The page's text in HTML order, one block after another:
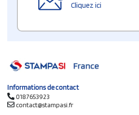
Cliquez ici
Informations de contact
0187653923
contact@stampasi.fr